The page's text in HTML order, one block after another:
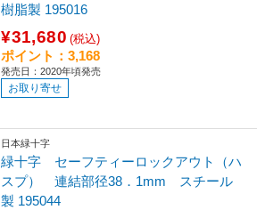
樹脂製 195016
¥31,680 (税込)
ポイント：3,168
発売日：2020年頃発売
お取り寄せ
日本緑十字
緑十字 セーフティーロックアウト（ハ
スプ） 連結部径38．1mm スチール
製 195044